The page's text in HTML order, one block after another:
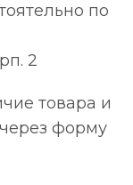
по
2
товара и
форму